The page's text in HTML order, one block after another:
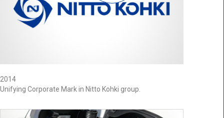
2014
Unifying Corporate Mark in Nitto Kohki group.